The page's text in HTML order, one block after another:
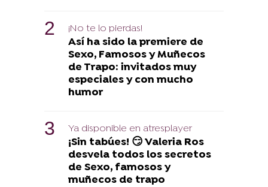
¡No te lo pierdas!
Así ha sido la premiere de
Sexo, Famosos y Muñecos
de Trapo: invitados muy
especiales y con mucho
humor
Ya disponible en atresplayer
¡Sin tabúes! 😏​ Valeria Ros
desvela todos los secretos
de Sexo, famosos y
muñecos de trapo